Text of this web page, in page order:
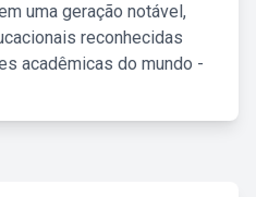
uma geração notável,
reconhecidas
acadêmicas do mundo -